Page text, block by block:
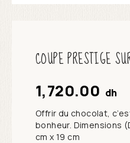
COUPE PRESTIGE
1,720.00 dh
Offrir du chocolat,
bonheur. Dimensions
cm x 19 cm